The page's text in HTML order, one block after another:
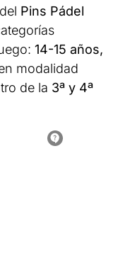
Pins Pádel
14-15 años,
modalidad
de la 3ª y 4ª